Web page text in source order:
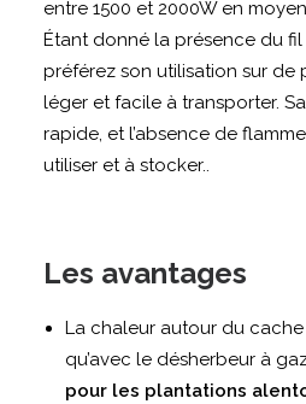
entre 1500 et 2000W en
Étant donné la présence du fil
préférez son utilisation sur de
léger et facile à transporter.
rapide, et l’absence de
utiliser et à stocker..
Les avantages
La chaleur autour du
qu’avec le désherbeur à
pour les plantations